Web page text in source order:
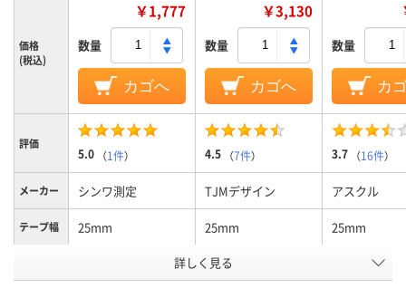
価格
(税込)
￥1,777
数量
カゴへ
￥3,130
数量
カゴへ
数量
カ
評価
5.0 （1件） 4.5 （7件） 3.7 （16件）
メーカー シンワ測定 TJMデザイン アスクル
テープ幅 25mm 25mm 25mm
5.5m
詳しく見る